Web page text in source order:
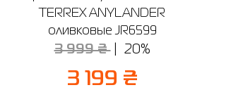
TERREX ANYLANDER
оливковые JR6599
3 999 ₴ 20%
3 199 ₴